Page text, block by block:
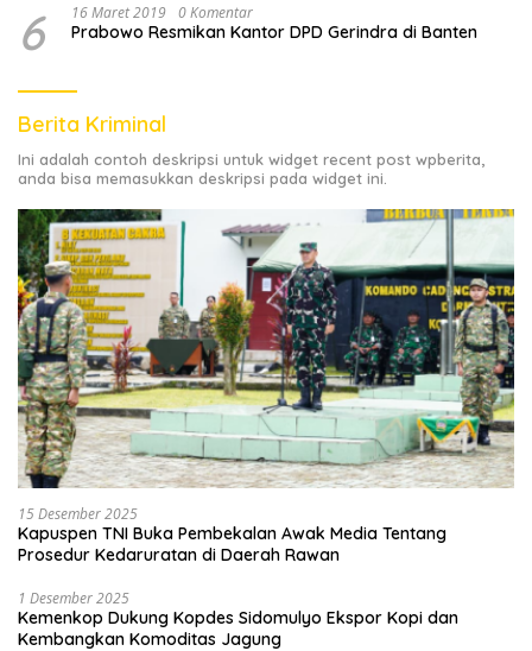
6 16 Maret 2019 0 Komentar
Prabowo Resmikan Kantor DPD Gerindra di Banten
Berita Kriminal
Ini adalah contoh deskripsi untuk widget recent post wpberita,
anda bisa memasukkan deskripsi pada widget ini.
15 Desember 2025
Kapuspen TNI Buka Pembekalan Awak Media Tentang
Prosedur Kedaruratan di Daerah Rawan
1 Desember 2025
Kemenkop Dukung Kopdes Sidomulyo Ekspor Kopi dan
Kembangkan Komoditas Jagung